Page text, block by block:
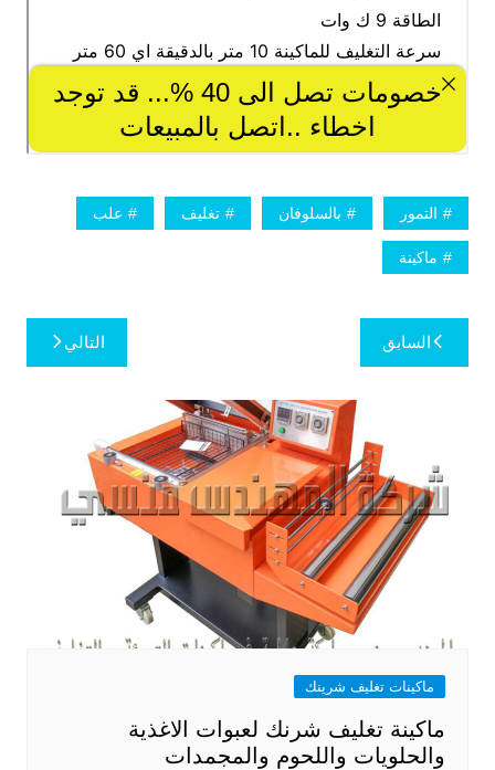
التمور بالسلوفان تغليف علب
ماكينة
تصفّح
المقالات
السابق التالي
ماكينات تغليف شرينك
ماكينة تغليف شرنك لعبوات الاغذية
والحلويات واللحوم والمجمدات